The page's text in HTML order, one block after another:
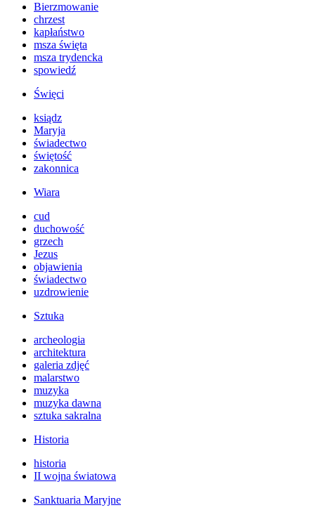
Bierzmowanie
chrzest
kapłaństwo
msza święta
msza trydencka
spowiedź
Święci
ksiądz
Maryja
świadectwo
świętość
zakonnica
Wiara
cud
duchowość
grzech
Jezus
objawienia
świadectwo
uzdrowienie
Sztuka
archeologia
architektura
galeria zdjęć
malarstwo
muzyka
muzyka dawna
sztuka sakralna
Historia
historia
II wojna światowa
Sanktuaria Maryjne